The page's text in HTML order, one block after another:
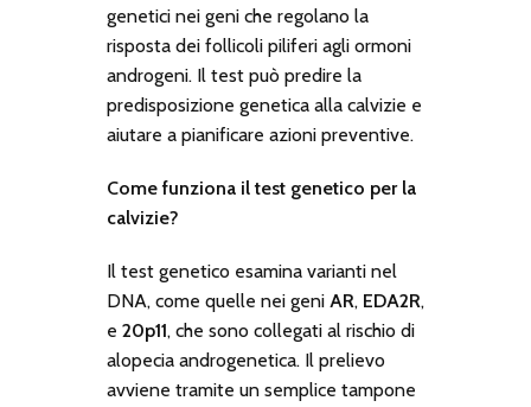
genetici nei geni che regolano la
risposta dei follicoli piliferi agli ormoni
androgeni. Il test può predire la
predisposizione genetica alla calvizie e
aiutare a pianificare azioni preventive.
Come funziona il test genetico per la
calvizie?
Il test genetico esamina varianti nel
DNA, come quelle nei geni AR, EDA2R,
e 20p11, che sono collegati al rischio di
alopecia androgenetica. Il prelievo
avviene tramite un semplice tampone